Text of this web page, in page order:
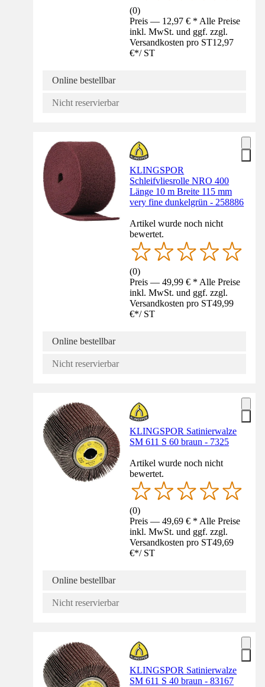
(0)
Preis — 12,97 € * Alle Preise
inkl. MwSt. und ggf. zzgl.
Versandkosten pro ST12,97
€*/ ST
Online bestellbar
Nicht reservierbar
KLINGSPOR
Schleifvliesrolle NRO 400
Länge 10 m Breite 115 mm
very fine dunkelgrün - 258886
Artikel wurde noch nicht
bewertet.
(0)
Preis — 49,99 € * Alle Preise
inkl. MwSt. und ggf. zzgl.
Versandkosten pro ST49,99
€*/ ST
Online bestellbar
Nicht reservierbar
KLINGSPOR Satinierwalze
SM 611 S 60 braun - 7325
Artikel wurde noch nicht
bewertet.
(0)
Preis — 49,69 € * Alle Preise
inkl. MwSt. und ggf. zzgl.
Versandkosten pro ST49,69
€*/ ST
Online bestellbar
Nicht reservierbar
KLINGSPOR Satinierwalze
SM 611 S 40 braun - 83167